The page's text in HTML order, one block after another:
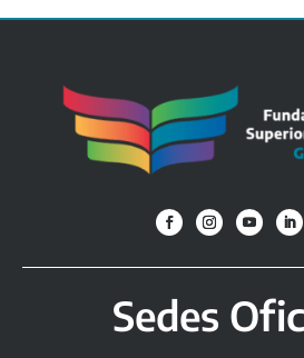
Sedes